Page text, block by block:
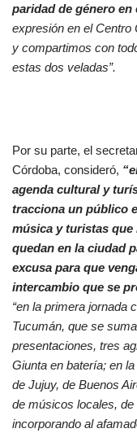
paridad de género en
expresión en el Centro
y compartimos con
estas dos veladas”.
Por su parte, el
Córdoba, consideró,
agenda cultural y
tracciona un público
música y turistas
quedan en la ciudad
excusa para que
intercambio que se
“en la primera jornada
Tucumán, que se
presentaciones, tres
Giunta en batería; en
de Jujuy, de Buenos
de músicos locales,
incorporando al